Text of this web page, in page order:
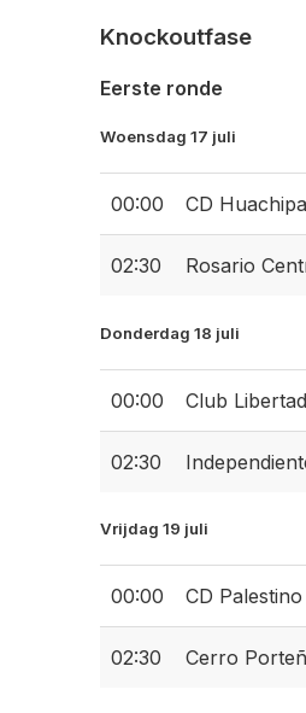
Knockoutfase
Eerste ronde
Woensdag 17 juli
00:00 CD
02:30 Rosario
Donderdag 18 juli
00:00 Club Libertad
02:30
Vrijdag 19 juli
00:00 CD Palestino
02:30 Cerro